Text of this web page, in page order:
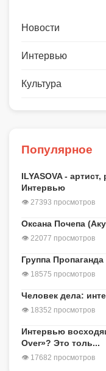
Новости
Интервью
Культура
Популярное
ILYASOVA -
Интервью
👁 27393 просмотров
Оксана Почепа
👁 22077 просмотров
Группа Пропаганда
👁 18575 просмотров
Человек дела:
👁 18352 просмотров
Интервью
Over»? Это толь...
👁 17682 просмотров